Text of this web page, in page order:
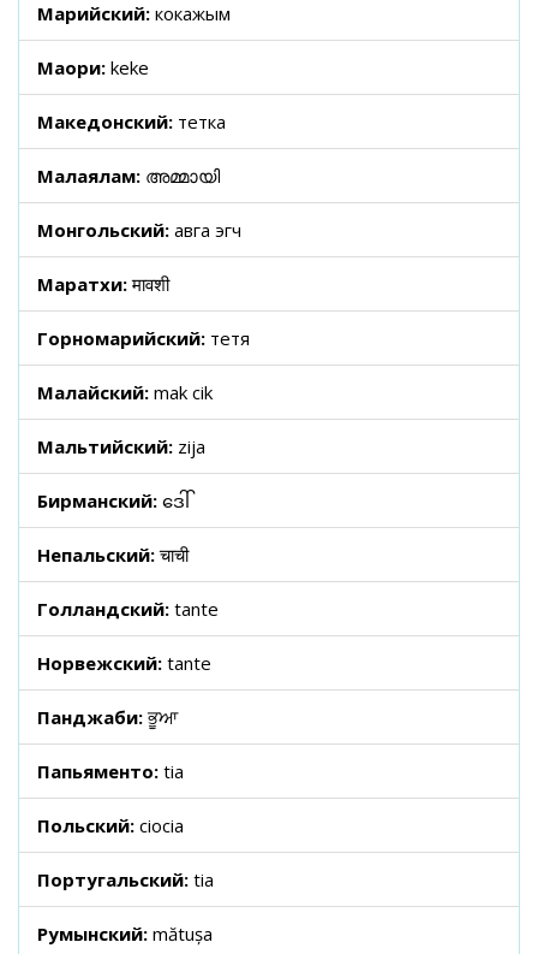
Марийский: кокажым
Маори: keke
Македонский: тетка
Малаялам: അമ്മായി
Монгольский: авга эгч
Маратхи:मावशी
Горномарийский: тетя
Малайский: mak cik
Мальтийский: zija
Бирманский: ဒေါ်
Непальский:चाची
Голландский: tante
Норвежский: tante
Панджаби: ਭੂਆ
Папьяменто: tia
Польский: ciocia
Португальский: tia
Румынский: mătușa